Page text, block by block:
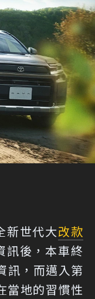
新世代大改款
訊後，本車終
訊，而邁入第
當地的習慣性